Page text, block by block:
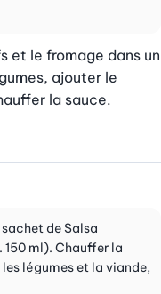
et le fromage dans un
ajouter le
la sauce.
de Salsa
150 ml). Chauffer la
légumes et la viande,